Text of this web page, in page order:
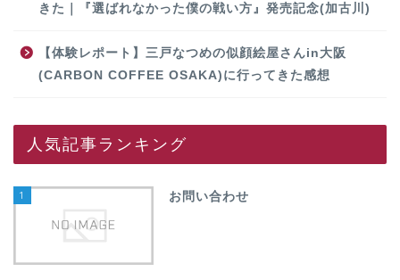
きた｜『選ばれなかった僕の戦い方』発売記念(加古川)
【体験レポート】三戸なつめの似顔絵屋さんin大阪
(CARBON COFFEE OSAKA)に行ってきた感想
人気記事ランキング
1 お問い合わせ